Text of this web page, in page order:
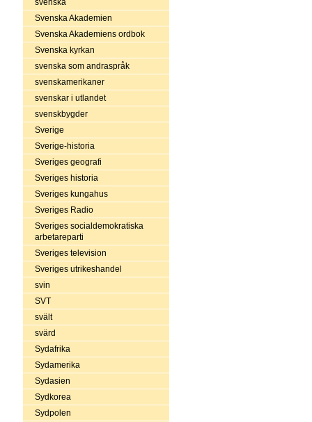
svenska
Svenska Akademien
Svenska Akademiens ordbok
Svenska kyrkan
svenska som andraspråk
svenskamerikaner
svenskar i utlandet
svenskbygder
Sverige
Sverige-historia
Sveriges geografi
Sveriges historia
Sveriges kungahus
Sveriges Radio
Sveriges socialdemokratiska
arbetareparti
Sveriges television
Sveriges utrikeshandel
svin
SVT
svält
svärd
Sydafrika
Sydamerika
Sydasien
Sydkorea
Sydpolen